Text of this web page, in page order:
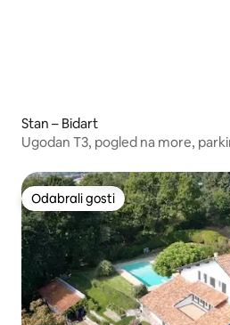
Stan – Bidart
Ugodan T3, pogled na more,
Odabrali gosti
Odabrali gosti